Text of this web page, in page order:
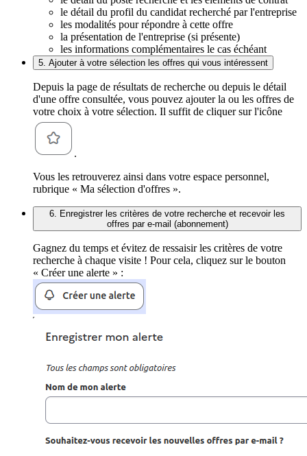
le détail du profil du candidat recherché par l'entreprise
les modalités pour répondre à cette offre
la présentation de l'entreprise (si présente)
les informations complémentaires le cas échéant
5. Ajouter à votre sélection les offres qui vous intéressent
Depuis la page de résultats de recherche ou depuis le détail
d'une offre consultée, vous pouvez ajouter la ou les offres de
votre choix à votre sélection. Il suffit de cliquer sur l'icône
.
Vous les retrouverez ainsi dans votre espace personnel,
rubrique « Ma sélection d'offres ».
6. Enregistrer les critères de votre recherche et recevoir les
offres par e-mail (abonnement)
Gagnez du temps et évitez de ressaisir les critères de votre
recherche à chaque visite ! Pour cela, cliquez sur le bouton
« Créer une alerte » :